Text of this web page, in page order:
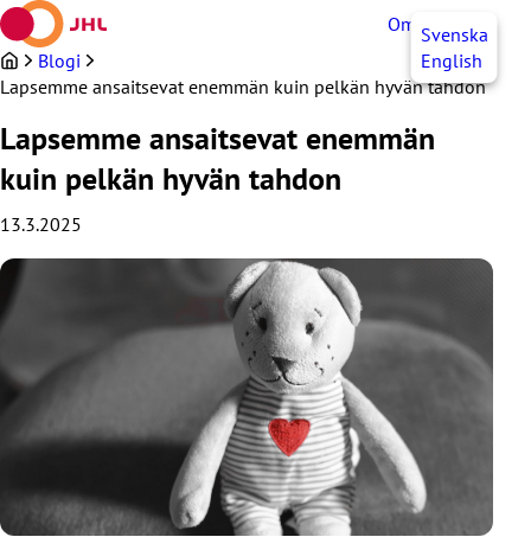
Siirry
sisältöön
OmaJHLSvenska
English
Blogi
Lapsemme ansaitsevat enemmän kuin pelkän hyvän tahdon
Lapsemme ansaitsevat enemmän
kuin pelkän hyvän tahdon
13.3.2025